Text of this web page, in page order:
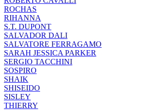
ROCHAS
RIHANNA
S.T. DUPONT
SALVADOR DALI
SALVATORE FERRAGAMO
SARAH JESSICA PARKER
SERGIO TACCHINI
SOSPIRO
SHAIK
SHISEIDO
SISLEY
THIERRY